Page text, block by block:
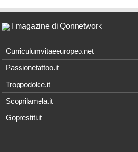
I magazine di Qonnetwork
Curriculumvitaeeuropeo.net
Passionetattoo.it
Troppodolce.it
Scoprilamela.it
Goprestiti.it